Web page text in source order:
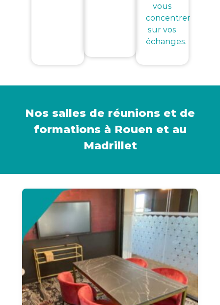
vous
concentrer
sur vos
échanges.
Nos salles de réunions et de
formations à Rouen et au
Madrillet